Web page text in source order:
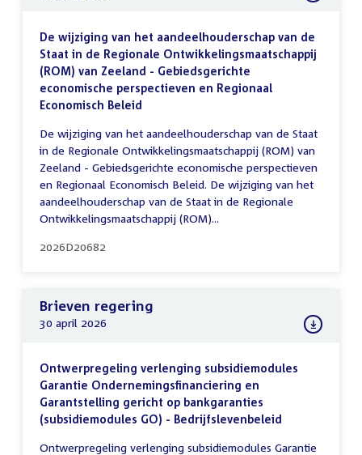
De wijziging van het aandeelhouderschap van de
Staat in de Regionale Ontwikkelingsmaatschappij
(ROM) van Zeeland - Gebiedsgerichte
economische perspectieven en Regionaal
Economisch Beleid
De wijziging van het aandeelhouderschap van de Staat
in de Regionale Ontwikkelingsmaatschappij (ROM) van
Zeeland - Gebiedsgerichte economische perspectieven
en Regionaal Economisch Beleid. De wijziging van het
aandeelhouderschap van de Staat in de Regionale
Ontwikkelingsmaatschappij (ROM)...
2026D20682
Brieven regering
30 april 2026
Ontwerpregeling verlenging subsidiemodules
Garantie Ondernemingsfinanciering en
Garantstelling gericht op bankgaranties
(subsidiemodules GO) - Bedrijfslevenbeleid
Ontwerpregeling verlenging subsidiemodules Garantie